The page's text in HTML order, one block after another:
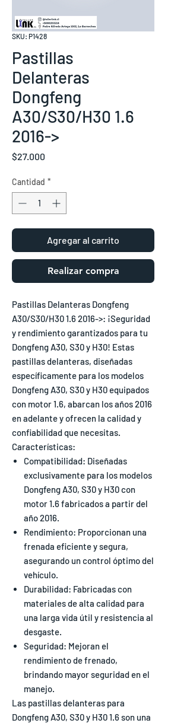
SKU: P1428
Pastillas
Delanteras
Dongfeng
A30/S30/H30 1.6
2016->
$27.000
Cantidad *
Agregar al carrito
Realizar compra
Pastillas Delanteras Dongfeng
A30/S30/H30 1.6 2016->: ¡Seguridad
y rendimiento garantizados para tu
Dongfeng A30, S30 y H30! Estas
pastillas delanteras, diseñadas
específicamente para los modelos
Dongfeng A30, S30 y H30 equipados
con motor 1.6, abarcan los años 2016
en adelante y ofrecen la calidad y
confiabilidad que necesitas.
Características:
Compatibilidad: Diseñadas
exclusivamente para los modelos
Dongfeng A30, S30 y H30 con
motor 1.6 fabricados a partir del
año 2016.
Rendimiento: Proporcionan una
frenada eficiente y segura,
asegurando un control óptimo del
vehículo.
Durabilidad: Fabricadas con
materiales de alta calidad para
una larga vida útil y resistencia al
desgaste.
Seguridad: Mejoran el
rendimiento de frenado,
brindando mayor seguridad en el
manejo.
Las pastillas delanteras para
Dongfeng A30, S30 y H30 1.6 son una